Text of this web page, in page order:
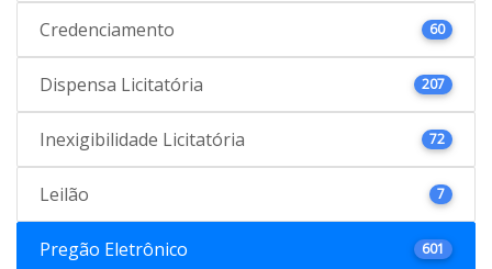
Credenciamento 60
Dispensa Licitatória 207
Inexigibilidade Licitatória 72
Leilão 7
Pregão Eletrônico 601